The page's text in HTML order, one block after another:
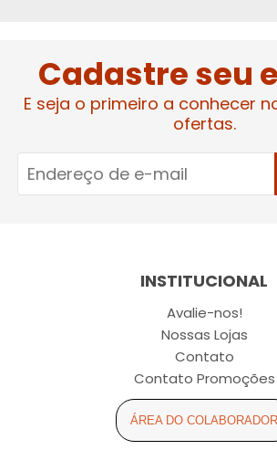
Cadastre seu
E seja o primeiro a conhecer
ofertas.
INSTITUCIONAL
Avalie-nos!
Nossas Lojas
Contato
Contato Promoções
ÁREA DO COLABORADOR